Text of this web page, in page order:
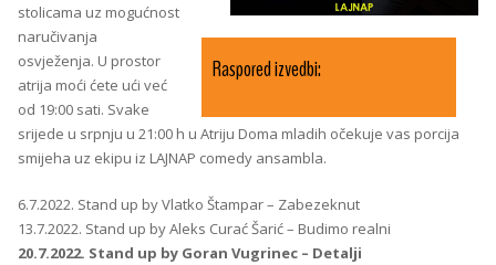
Raspored izvedbi:
stolicama uz mogućnost
naručivanja
osvježenja. U prostor
atrija moći ćete ući već
od 19:00 sati. Svake
srijede u srpnju u 21:00 h u Atriju Doma mladih očekuje vas porcija
smijeha uz ekipu iz LAJNAP comedy ansambla.
6.7.2022. Stand up by Vlatko Štampar – Zabezeknut
13.7.2022. Stand up by Aleks Curać Šarić – Budimo realni
20.7.2022. Stand up by Goran Vugrinec – Detalji